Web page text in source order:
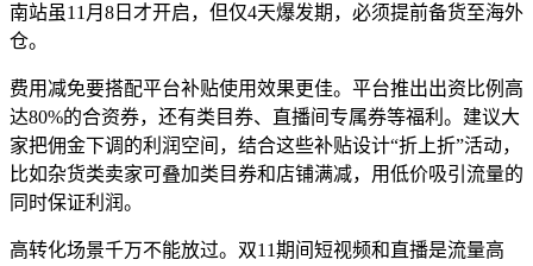
南站虽11月8日才开启，但仅4天爆发期，必须提前备货至海外
仓。
费用减免要搭配平台补贴使用效果更佳。平台推出出资比例高
达80%的合资券，还有类目券、直播间专属券等福利。建议大
家把佣金下调的利润空间，结合这些补贴设计“折上折”活动，
比如杂货类卖家可叠加类目券和店铺满减，用低价吸引流量的
同时保证利润。
高转化场景千万不能放过。双11期间短视频和直播是流量高